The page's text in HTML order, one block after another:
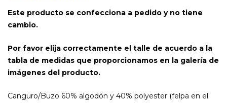
Este producto se confecciona a pedido y no tiene
cambio.
Por favor elija correctamente el talle de acuerdo a la
tabla de medidas que proporcionamos en la galería de
imágenes del producto.
Canguro/Buzo 60% algodón y 40% polyester (felpa en el